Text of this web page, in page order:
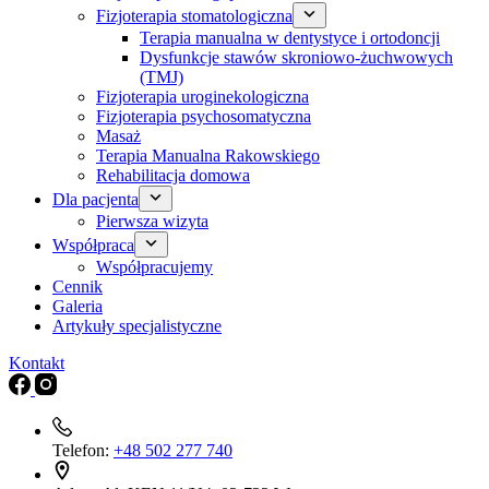
Fizjoterapia stomatologiczna
Terapia manualna w dentystyce i ortodoncji
Dysfunkcje stawów skroniowo-żuchwowych
(TMJ)
Fizjoterapia uroginekologiczna
Fizjoterapia psychosomatyczna
Masaż
Terapia Manualna Rakowskiego
Rehabilitacja domowa
Dla pacjenta
Pierwsza wizyta
Współpraca
Współpracujemy
Cennik
Galeria
Artykuły specjalistyczne
Kontakt
Telefon: +48 502 277 740